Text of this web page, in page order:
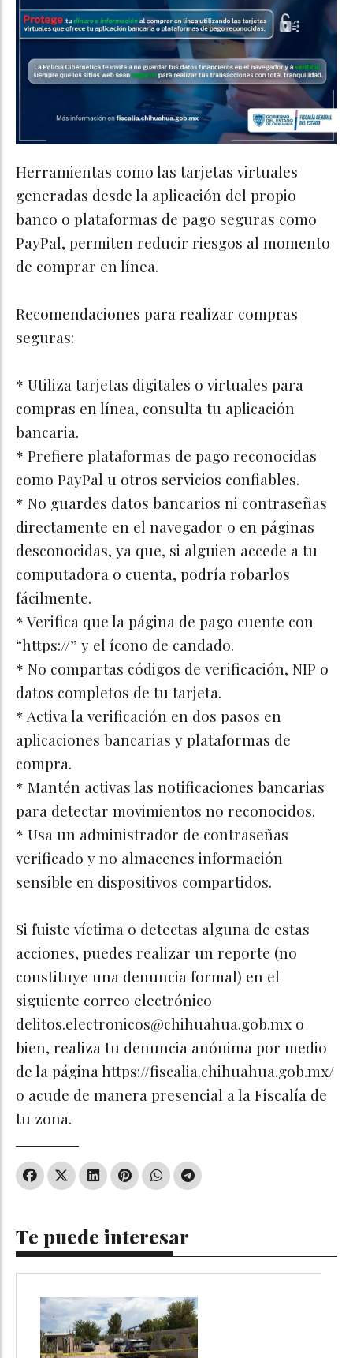
Herramientas como las tarjetas virtuales
generadas desde la aplicación del propio
banco o plataformas de pago seguras como
PayPal, permiten reducir riesgos al momento
de comprar en línea.
Recomendaciones para realizar compras
seguras:
* Utiliza tarjetas digitales o virtuales para
compras en línea, consulta tu aplicación
bancaria.
* Prefiere plataformas de pago reconocidas
como PayPal u otros servicios confiables.
* No guardes datos bancarios ni contraseñas
directamente en el navegador o en páginas
desconocidas, ya que, si alguien accede a tu
computadora o cuenta, podría robarlos
fácilmente.
* Verifica que la página de pago cuente con
“https://” y el ícono de candado.
* No compartas códigos de verificación, NIP o
datos completos de tu tarjeta.
* Activa la verificación en dos pasos en
aplicaciones bancarias y plataformas de
compra.
* Mantén activas las notificaciones bancarias
para detectar movimientos no reconocidos.
* Usa un administrador de contraseñas
verificado y no almacenes información
sensible en dispositivos compartidos.
Si fuiste víctima o detectas alguna de estas
acciones, puedes realizar un reporte (no
constituye una denuncia formal) en el
siguiente correo electrónico
delitos.electronicos@chihuahua.gob.mx o
bien, realiza tu denuncia anónima por medio
de la página https://fiscalia.chihuahua.gob.mx/
o acude de manera presencial a la Fiscalía de
tu zona.
Te puede interesar